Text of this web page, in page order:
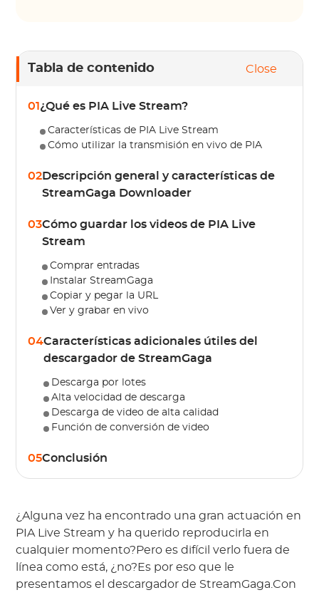
Tabla de contenido Close
01 ¿Qué es PIA Live Stream?
Características de PIA Live Stream
Cómo utilizar la transmisión en vivo de PIA
02Descripción general y características de
StreamGaga Downloader
03Cómo guardar los videos de PIA Live
Stream
Comprar entradas
Instalar StreamGaga
Copiar y pegar la URL
Ver y grabar en vivo
04Características adicionales útiles del
descargador de StreamGaga
Descarga por lotes
Alta velocidad de descarga
Descarga de video de alta calidad
Función de conversión de video
05Conclusión
¿Alguna vez ha encontrado una gran actuación en
PIA Live Stream y ha querido reproducirla en
cualquier momento?Pero es difícil verlo fuera de
línea como está, ¿no?Es por eso que le
presentamos el descargador de StreamGaga.Con